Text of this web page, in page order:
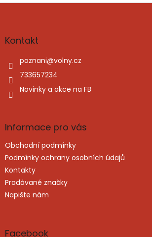
Z
aKontakt
poznani@volny.cz
733657234
Novinky a akce na FB
Informace pro vás
Obchodní podmínky
Podmínky ochrany osobních údajů
Kontakty
Prodávané značky
Napište nám
Facebook